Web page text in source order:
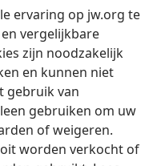
ervaring op jw.org te
vergelijkbare
zijn noodzakelijk
en kunnen niet
gebruik van
gebruiken om uw
of weigeren.
worden verkocht of
Instellingen
Tract Society of Pennsylvania
Privacyinstellingen
Inloggen